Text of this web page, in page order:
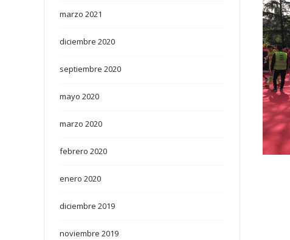
marzo 2021
diciembre 2020
septiembre 2020
mayo 2020
marzo 2020
febrero 2020
enero 2020
diciembre 2019
noviembre 2019